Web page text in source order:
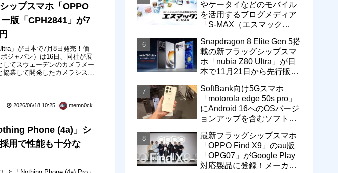
ップスマホ「OPPO
版「CPH2841」が7
」が日本で7月8日発売！価
ジャパン）は16日、同社が展
てスウェーデンのカメラメー
業して開発したカメラシステ
2026/06/18 10:25 memn0ck
Phone (4a)」シ
用で性能も十分な
やケータイなどのモバイル
を活用するブログメディア
「S-MAX（エスマック
Snapdragon 8 Elite Gen 5搭
載の新フラッグシップスマ
ホ「nubia Z80 Ultra」が日
本で11月21日から先行販
SoftBank向け5Gスマホ
「motorola edge 50s pro」
にAndroid 16へのOSバージ
ョンアップを含むソフトウ
最新フラッグシップスマホ
「OPPO Find X9」のau版
「OPG07」がGoogle Play
対応製品に登録！メーカー